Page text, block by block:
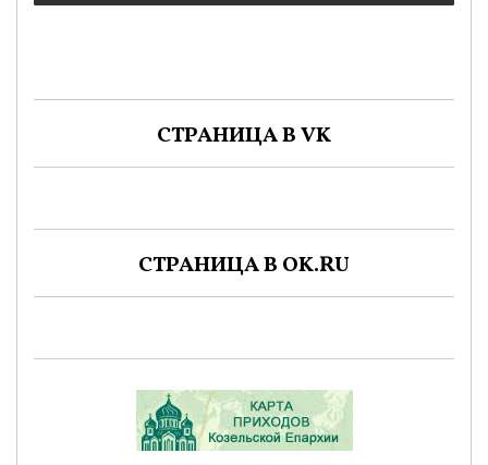
СТРАНИЦА В VK
СТРАНИЦА В OK.RU